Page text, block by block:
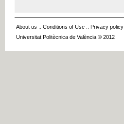
About us :: Conditions of Use :: Privacy policy
Universitat Politècnica de València © 2012